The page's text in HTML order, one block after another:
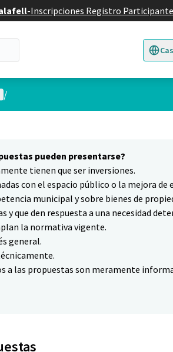
-Inscripciones Registro
Triar
de usuario
/
6
pueden presentarse?
tienen que ser inversiones.
con el espacio público o la mejora de
municipal y sobre bienes de
y que den respuesta a una necesidad
la normativa vigente.
general.
a las propuestas son meramente